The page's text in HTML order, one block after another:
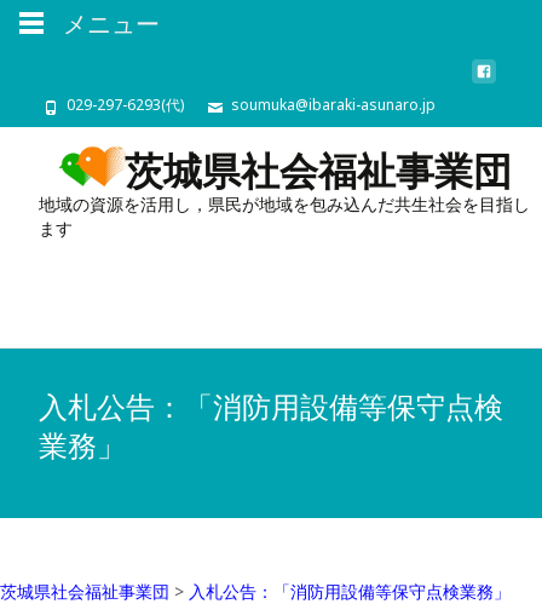
029-297-6293(代) soumuka@ibaraki-asunaro.jp
茨城県社会福祉事業団
地域の資源を活用し，県民が地域を包み込んだ共生社会を目指し
ます
入札公告：「消防用設備等保守点検
業務」
茨城県社会福祉事業団 > 入札公告：「消防用設備等保守点検業務」
メニュー